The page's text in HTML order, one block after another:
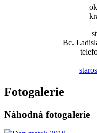
Bc.
Fotogalerie
Náhodná fotogalerie